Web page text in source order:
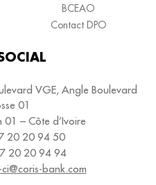
BCEAO
Contact DPO
VGE, Angle Boulevard
01
– Côte d’Ivoire
20 20 94 50
20 20 94 94
bank.com